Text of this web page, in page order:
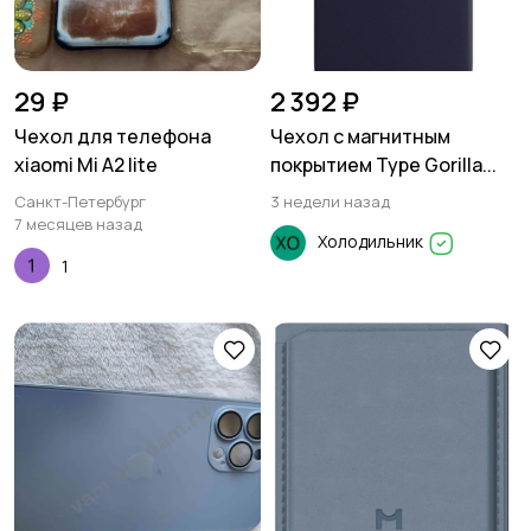
29 ₽
Чехол для телефона
xiaomi Mi A2 lite
Санкт-Петербург
7 месяцев назад
1
2 392 ₽
Чехол с магнитным
покрытием Type Gorilla...
3 недели назад
Холодильник